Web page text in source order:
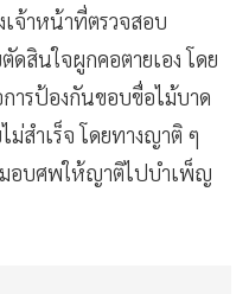
จ้าหน้าที่ตรวจสอบ
สินใจผูกคอตายเอง โดย
ารป้องกันขอบขื่อไม้บาด
ม่สำเร็จ โดยทางญาติ ๆ
มอบศพให้ญาติไปบำเพ็ญ